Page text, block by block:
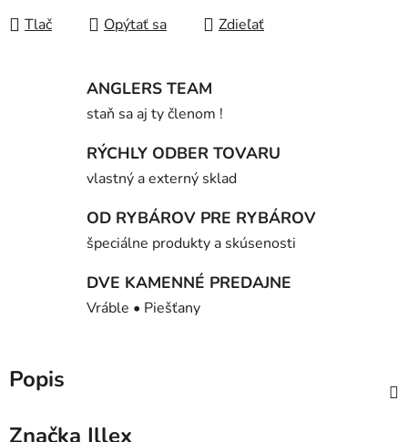
Tlač Opýtať sa Zdieľať
ANGLERS TEAM
staň sa aj ty členom !
RÝCHLY ODBER TOVARU
vlastný a externý sklad
OD RYBÁROV PRE RYBÁROV
špeciálne produkty a skúsenosti
DVE KAMENNÉ PREDAJNE
Vráble • Piešťany
Popis
Značka Illex